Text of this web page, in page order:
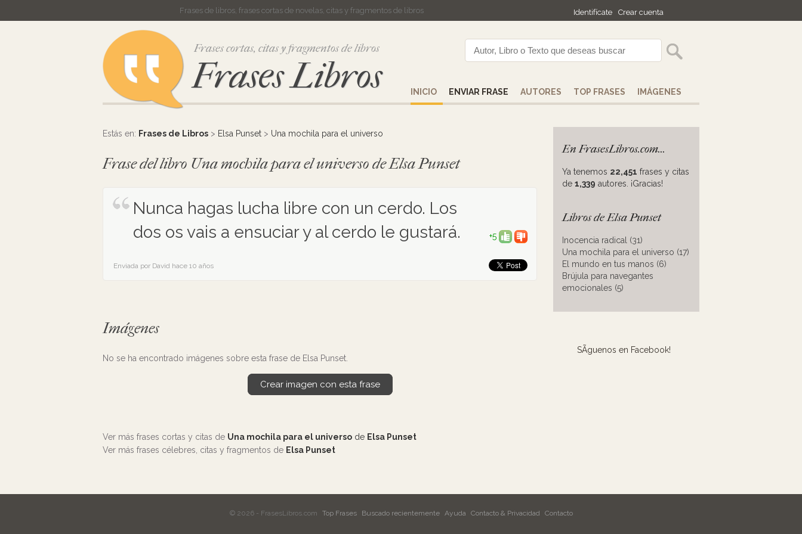
Identifícate Crear cuenta
Frases de libros, frases cortas de novelas, citas y fragmentos de libros
Frases cortas, citas y fragmentos de libros
Frases Libros INICIO ENVIAR FRASE AUTORES TOP FRASES IMÁGENES
Estás en: Frases de Libros > Elsa Punset > Una mochila para el universo
Frase del libro Una mochila para el universo de Elsa Punset
Nunca hagas lucha libre con un cerdo. Los
dos os vais a ensuciar y al cerdo le gustará.
+5
Enviada por David hace 10 años
Imágenes
No se ha encontrado imágenes sobre esta frase de Elsa Punset.
Crear imagen con esta frase
Ver más frases cortas y citas de Una mochila para el universo de Elsa Punset
Ver más frases célebres, citas y fragmentos de Elsa Punset
En FrasesLibros.com...
Ya tenemos 22,451 frases y citas
de 1,339 autores. ¡Gracias!
Libros de Elsa Punset
Inocencia radical (31)
Una mochila para el universo (17)
El mundo en tus manos (6)
Brújula para navegantes
emocionales (5)
SÃ­guenos en Facebook!
© 2026 - FrasesLibros.com Top Frases Buscado recientemente Ayuda Contacto & Privacidad Contacto